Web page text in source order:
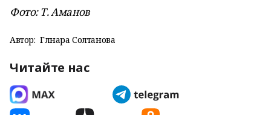
Фото: Т. Аманов
Автор: Гөлнара Солтанова
Читайте нас